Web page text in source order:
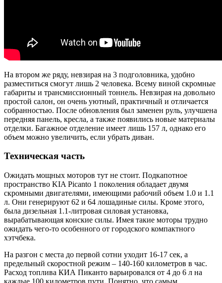
На втором же ряду, невзирая на 3 подголовника, удобно
разместиться смогут лишь 2 человека. Всему виной скромные
габариты и трансмиссионный тоннель. Невзирая на довольно
простой салон, он очень уютный, практичный и отличается
собранностью. После обновления был заменен руль, улучшена
передняя панель, кресла, а также появились новые материалы
отделки. Багажное отделение имеет лишь 157 л, однако его
объем можно увеличить, если убрать диван.
Техническая часть
Ожидать мощных моторов тут не стоит. Подкапотное
пространство KIA Picanto 1 поколения обладает двумя
скромными двигателями, имеющими рабочий объем 1.0 и 1.1
л. Они генерируют 62 и 64 лошадиные силы. Кроме этого,
была дизельная 1.1-литровая силовая установка,
вырабатывающая конские силы. Имея такие моторы трудно
ожидать чего-то особенного от городского компактного
хэтчбека.
На разгон с места до первой сотни уходит 16-17 сек, а
предельный скоростной режим – 140-160 километров в час.
Расход топлива КИА Пиканто варьировался от 4 до 6 л на
каждые 100 километров пути. Понятно, что самым